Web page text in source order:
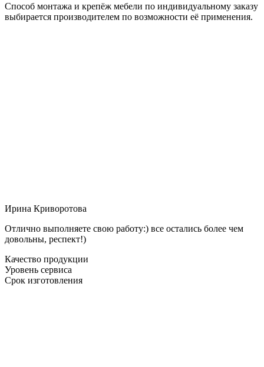
Способ монтажа и крепёж мебели по индивидуальному заказу
выбирается производителем по возможности её применения.
Ирина Криворотова
Отлично выполняете свою работу:) все остались более чем
довольны, респект!)
Качество продукции
Уровень сервиса
Срок изготовления